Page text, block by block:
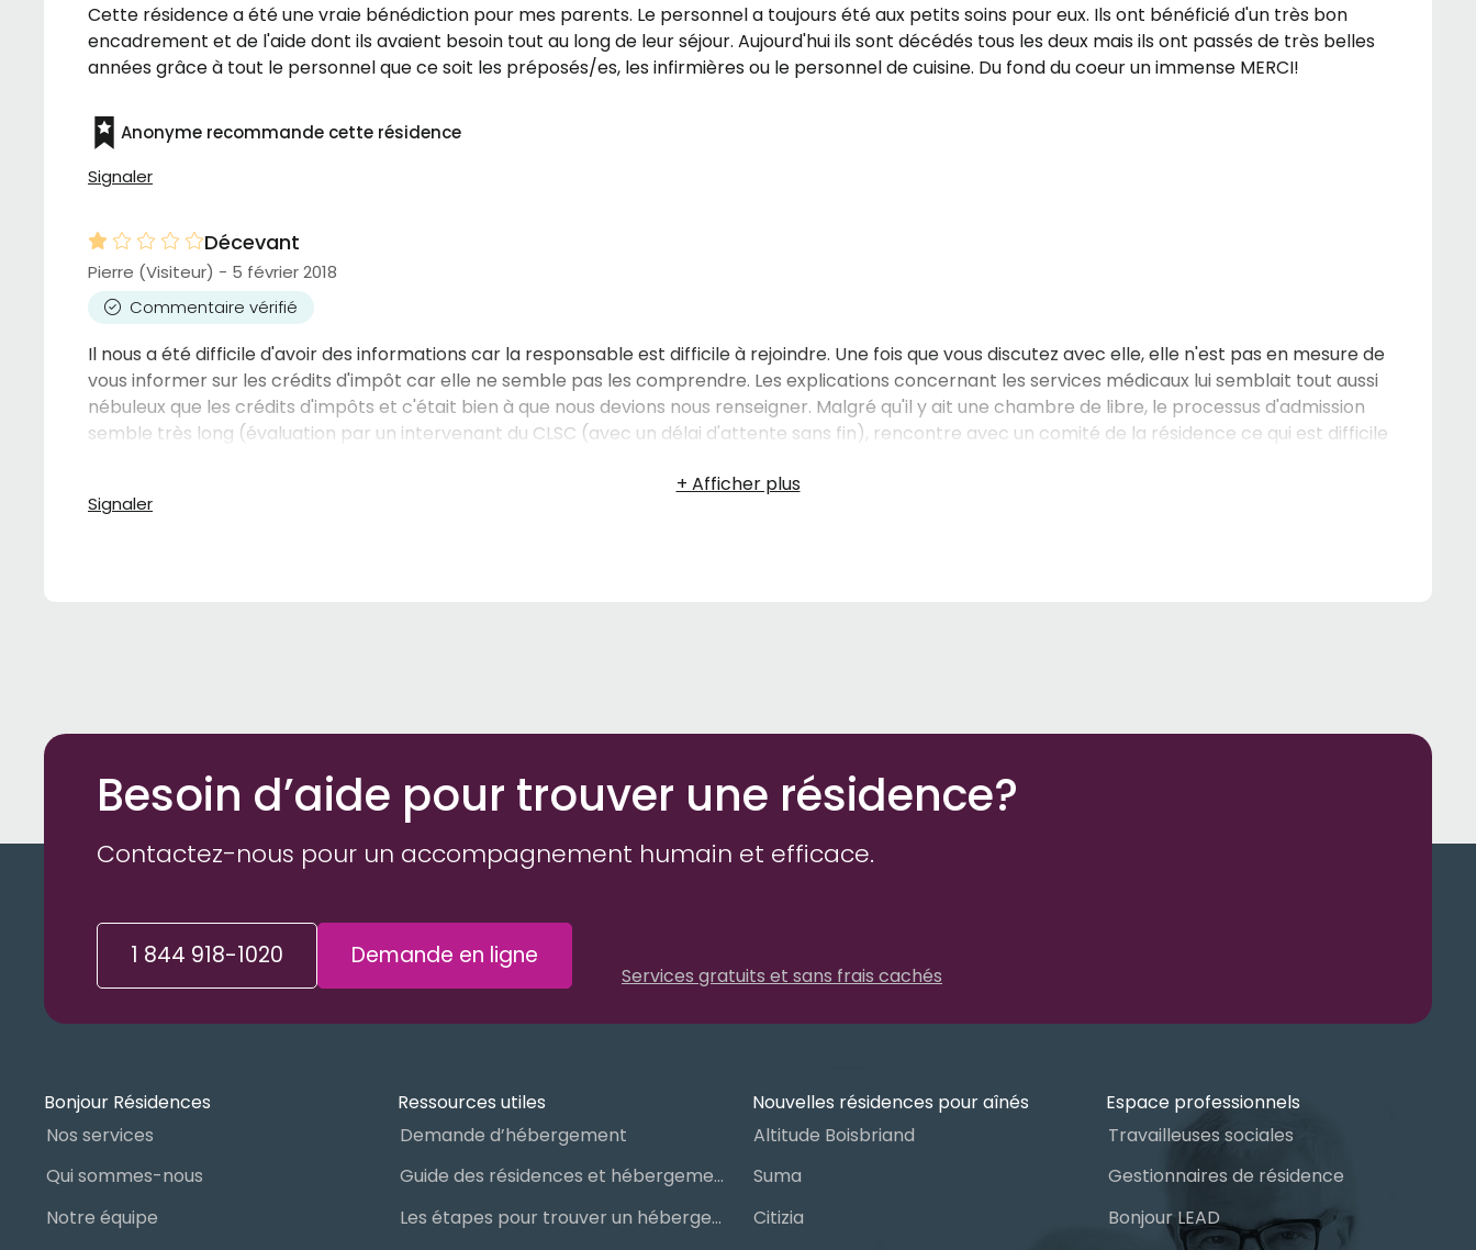
Cette résidence a été une vraie bénédiction pour mes parents. Le personnel a toujours été aux petits soins pour eux. Ils ont bénéficié d'un très bon
encadrement et de l'aide dont ils avaient besoin tout au long de leur séjour. Aujourd'hui ils sont décédés tous les deux mais ils ont passés de très belles
années grâce à tout le personnel que ce soit les préposés/es, les infirmières ou le personnel de cuisine. Du fond du coeur un immense MERCI!
Anonyme recommande cette résidence
Signaler
Décevant
Pierre (Visiteur) - 5 février 2018
Commentaire vérifié
Il nous a été difficile d'avoir des informations car la responsable est difficile à rejoindre. Une fois que vous discutez avec elle, elle n'est pas en mesure de
vous informer sur les crédits d'impôt car elle ne semble pas les comprendre. Les explications concernant les services médicaux lui semblait tout aussi
nébuleux que les crédits d'impôts et c'était bien à que nous devions nous renseigner. Malgré qu'il y ait une chambre de libre, le processus d'admission
semble très long (évaluation par un intervenant du CLSC (avec un délai d'attente sans fin), rencontre avec un comité de la résidence ce qui est difficile
permettre d'attendre des mois avant de trouver un endroit à notre mère. Pierre Morneau
Signaler
Besoin d’aide pour trouver une résidence?
Contactez-nous pour un accompagnement humain et efficace.
1 844 918-1020 Demande en ligne
Services gratuits et sans frais cachés
Bonjour Résidences
Nos services
Qui sommes-nous
Notre équipe
Ressources utiles
Demande d’hébergement
Guide des résidences et hébergements pour aînés
Les étapes pour trouver un hébergement public ou privé
Nouvelles résidences pour aînés
Altitude Boisbriand
Suma
Citizia
Espace professionnels
Travailleuses sociales
Gestionnaires de résidence
Bonjour LEAD